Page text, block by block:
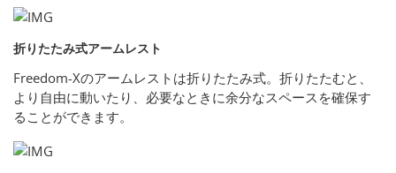
折りたたみ式アームレスト
Freedom-Xのアームレストは折りたたみ式。折りたたむと、
より自由に動いたり、必要なときに余分なスペースを確保す
ることができます。